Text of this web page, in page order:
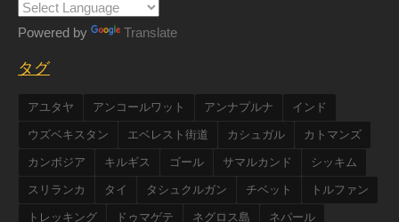
Powered by Translate
タグ
アユタヤ アンコールワット アンナプルナ インド
ウズベキスタン エベレスト街道 カシュガル カトマンズ
カンボジア キルギス ゴール サマルカンド シッキム
スリランカ タイ タシュクルガン チベット トルファン
トレッキング ドゥマゲテ ネグロス島 ネパール